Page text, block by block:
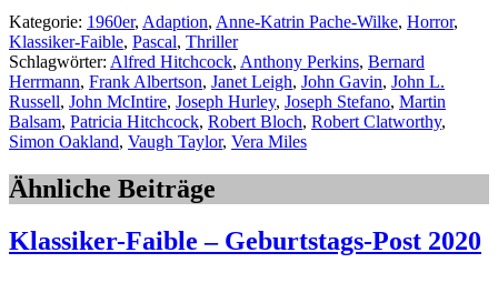
Kategorie: 1960er, Adaption, Anne-Katrin Pache-Wilke, Horror,
Klassiker-Faible, Pascal, Thriller
Schlagwörter: Alfred Hitchcock, Anthony Perkins, Bernard
Herrmann, Frank Albertson, Janet Leigh, John Gavin, John L.
Russell, John McIntire, Joseph Hurley, Joseph Stefano, Martin
Balsam, Patricia Hitchcock, Robert Bloch, Robert Clatworthy,
Simon Oakland, Vaugh Taylor, Vera Miles
Ähnliche Beiträge
Klassiker-Faible – Geburtstags-Post 2020